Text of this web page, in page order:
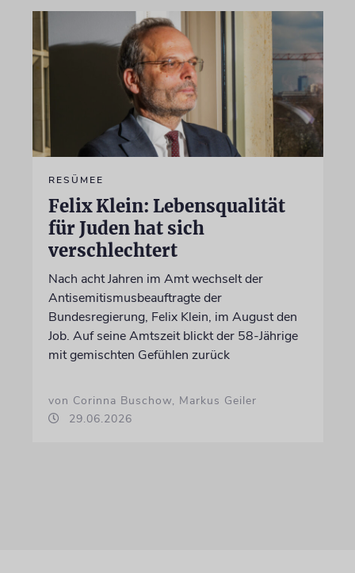
RESÜMEE
Felix Klein: Lebensqualität
für Juden hat sich
verschlechtert
Nach acht Jahren im Amt wechselt der
Antisemitismusbeauftragte der
Bundesregierung, Felix Klein, im August den
Job. Auf seine Amtszeit blickt der 58-Jährige
mit gemischten Gefühlen zurück
von Corinna Buschow, Markus Geiler
29.06.2026